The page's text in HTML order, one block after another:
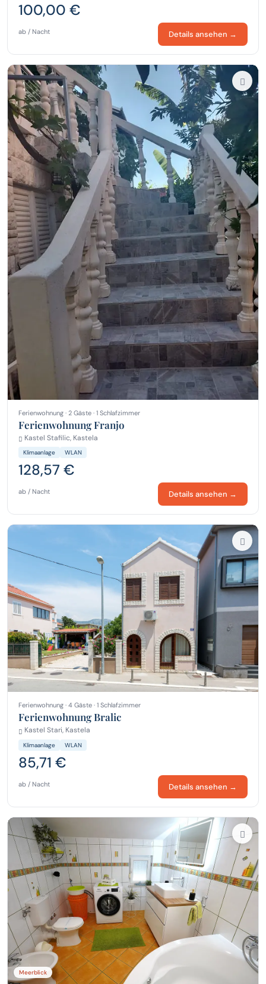
100,00 €
ab / Nacht Details ansehen →
Ferienwohnung · 2 Gäste · 1 Schlafzimmer
Ferienwohnung Franjo
Kastel Stafilic, Kastela
Klimaanlage WLAN
128,57 €
ab / Nacht Details ansehen →
Ferienwohnung · 4 Gäste · 1 Schlafzimmer
Ferienwohnung Bralic
Kastel Stari, Kastela
Klimaanlage WLAN
85,71 €
ab / Nacht Details ansehen →
Meerblick